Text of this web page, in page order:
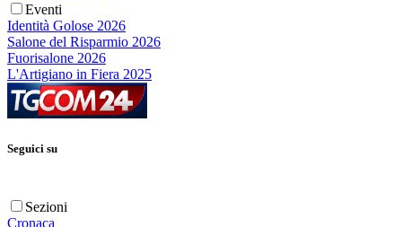
Eventi
Identità Golose 2026
Salone del Risparmio 2026
Fuorisalone 2026
L'Artigiano in Fiera 2025
Seguici su
Sezioni
Cronaca